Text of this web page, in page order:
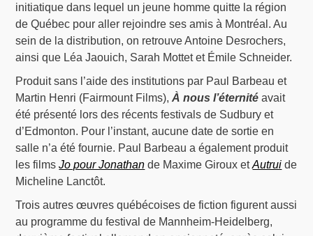
initiatique dans lequel un jeune homme quitte la région
de Québec pour aller rejoindre ses amis à Montréal. Au
sein de la distribution, on retrouve Antoine Desrochers,
ainsi que Léa Jaouich, Sarah Mottet et Émile Schneider.
Produit sans l’aide des institutions par Paul Barbeau et
Martin Henri (Fairmount Films),À nous l’éternité avait
été présenté lors des récents festivals de Sudbury et
d’Edmonton. Pour l’instant, aucune date de sortie en
salle n’a été fournie. Paul Barbeau a également produit
les filmsJo pour Jonathan de Maxime Giroux etAutrui de
Micheline Lanctôt.
Trois autres œuvres québécoises de fiction figurent aussi
au programme du festival de Mannheim-Heidelberg,